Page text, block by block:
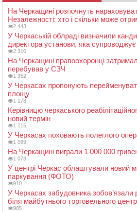
На Черкащині розпочнуть
Незалежності: хто і скільки може
2 443
У Черкаській облраді визначили
директора установи, яка супроводжує
2 310
На Черкащині правоохоронці
перебував у СЗЧ
1 352
У Черкасах пропонують
площу
1 178
Керівницю черкаського
новий термін
1 115
У Черкасах поховають полеглого
1 099
На Черкащині виграли 1 000 000
1 078
У центрі Черкас облаштували новий
паркування (ФОТО)
910
У Черкасах забудовника зобов’язали
біля майбутнього торговельного
905